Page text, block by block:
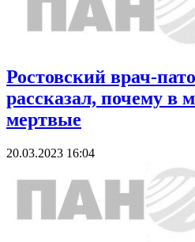
Ростовский врач-
рассказал, почему в
мертвые
20.03.2023 16:04